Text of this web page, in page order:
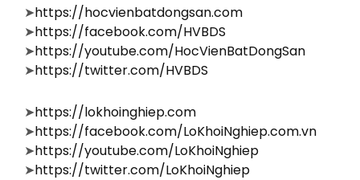
➤https://hocvienbatdongsan.com
➤https://facebook.com/HVBDS
➤https://youtube.com/HocVienBatDongSan
➤https://twitter.com/HVBDS
➤https://lokhoinghiep.com
➤https://facebook.com/LoKhoiNghiep.com.vn
➤https://youtube.com/LoKhoiNghiep
➤https://twitter.com/LoKhoiNghiep